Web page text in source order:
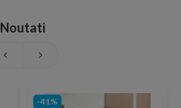
Noutati
-41%